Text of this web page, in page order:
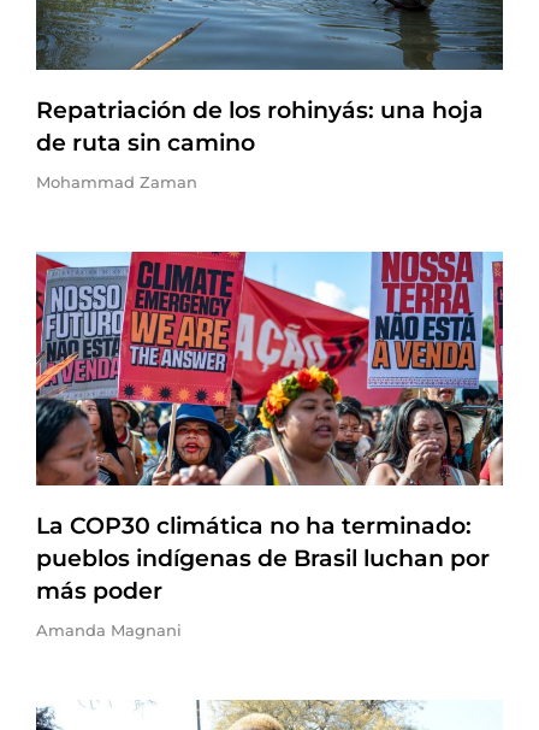
Repatriación de los rohinyás: una hoja
de ruta sin camino
Mohammad Zaman
La COP30 climática no ha terminado:
pueblos indígenas de Brasil luchan por
más poder
Amanda Magnani